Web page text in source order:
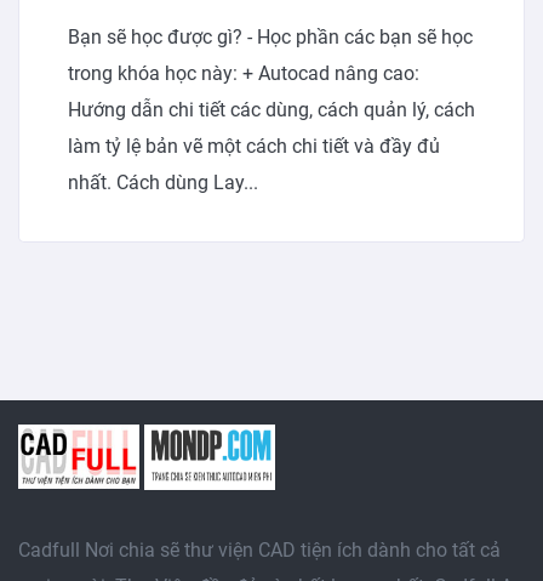
Bạn sẽ học được gì? - Học phần các bạn sẽ học
trong khóa học này: + Autocad nâng cao:
Hướng dẫn chi tiết các dùng, cách quản lý, cách
làm tỷ lệ bản vẽ một cách chi tiết và đầy đủ
nhất. Cách dùng Lay...
Cadfull Nơi chia sẽ thư viện CAD tiện ích dành cho tất cả